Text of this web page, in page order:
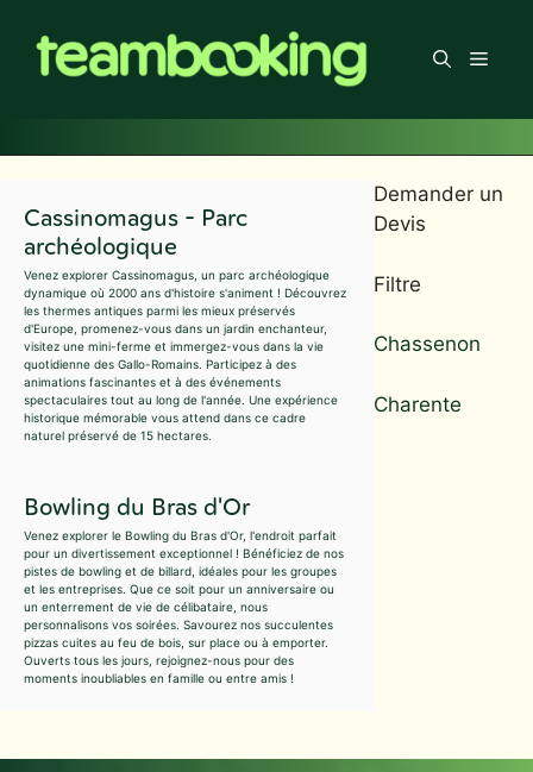
contenu
Menu
Cassinomagus - Parc
archéologique
Venez explorer Cassinomagus, un parc archéologique
dynamique où 2000 ans d'histoire s'animent ! Découvrez
les thermes antiques parmi les mieux préservés
d'Europe, promenez-vous dans un jardin enchanteur,
visitez une mini-ferme et immergez-vous dans la vie
quotidienne des Gallo-Romains. Participez à des
animations fascinantes et à des événements
spectaculaires tout au long de l'année. Une expérience
historique mémorable vous attend dans ce cadre
naturel préservé de 15 hectares.
Bowling du Bras d'Or
Venez explorer le Bowling du Bras d'Or, l'endroit parfait
pour un divertissement exceptionnel ! Bénéficiez de nos
pistes de bowling et de billard, idéales pour les groupes
et les entreprises. Que ce soit pour un anniversaire ou
un enterrement de vie de célibataire, nous
personnalisons vos soirées. Savourez nos succulentes
pizzas cuites au feu de bois, sur place ou à emporter.
Ouverts tous les jours, rejoignez-nous pour des
moments inoubliables en famille ou entre amis !
Demander un
Devis
Filtre
Chassenon
Charente